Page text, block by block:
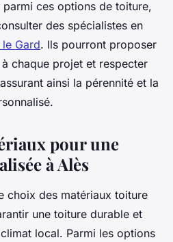
ces options de toiture,
des spécialistes en
Gard. Ils pourront proposer
chaque projet et respecter
ainsi la pérennité et la
pour une
à Alès
choix des matériaux toiture
une toiture durable et
local. Parmi les options